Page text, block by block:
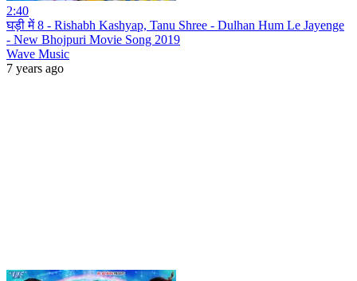
2:40
घड़ी में 8 - Rishabh Kashyap, Tanu Shree - Dulhan Hum Le Jayenge
- New Bhojpuri Movie Song 2019
Wave Music
7 years ago